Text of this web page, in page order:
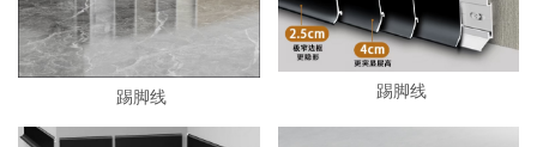
踢脚线 踢脚线